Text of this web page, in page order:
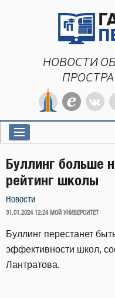
НОВОСТИ
Буллинг больше
рейтинг школы
Новости
ОПУБЛИКОВАНО
31.01.2024 12:24 МОЙ УНИВЕРСИТЕТ
Буллинг перестанет
эффективности школ,
Лантратова.